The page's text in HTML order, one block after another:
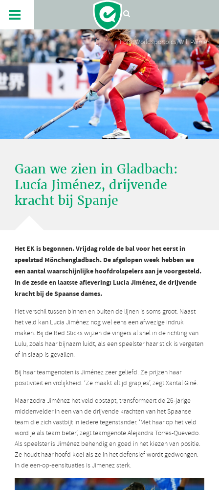
Foto: Worldsportpics/Will Palmer
Gaan we zien in Gladbach:
Lucía Jiménez, drijvende
kracht bij Spanje
Het EK is begonnen. Vrijdag rolde de bal voor het eerst in
speelstad Mönchengladbach. De afgelopen week hebben we
een aantal waarschijnlijke hoofdrolspelers aan je voorgesteld.
In de zesde en laatste aflevering: Lucia Jiménez, de drijvende
kracht bij de Spaanse dames.
Het verschil tussen binnen en buiten de lijnen is soms groot. Naast
het veld kan Lucia Jiménez nog wel eens een afwezige indruk
maken. Bij de Red Sticks wijzen de vingers al snel in de richting van
Lulu, zoals haar bijnaam luidt, als een speelster haar stick is vergeten
of in slaap is gevallen.
Bij haar teamgenoten is Jiménez zeer geliefd. Ze prijzen haar
positiviteit en vrolijkheid. ‘Ze maakt altijd grapjes’, zegt Xantal Giné.
Maar zodra Jiménez het veld opstapt, transformeert de 26-jarige
middenvelder in een van de drijvende krachten van het Spaanse
team die zich vastbijt in iedere tegenstander. ‘Met haar op het veld
word je als team beter’, zegt teamgenote Alejandra Torres-Quevedo.
Als speelster is Jiménez behendig en goed in het kiezen van positie.
Ze houdt haar hoofd koel als ze in het defensief wordt gedwongen.
In de een-op-eensituaties is Jimenez sterk.